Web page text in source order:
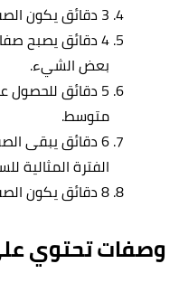
3 دقائق يكون الصفار في هذه الحالة سائلًا.
4 دقائق يصبح
بعض الشيء.
5 دقائق
متوسط.
6 دقائق يبقى
الفترة المثالية
8 دقائق يكون الصفار صلبًا تمامًا وجافًّا.
وصفات تحتوي